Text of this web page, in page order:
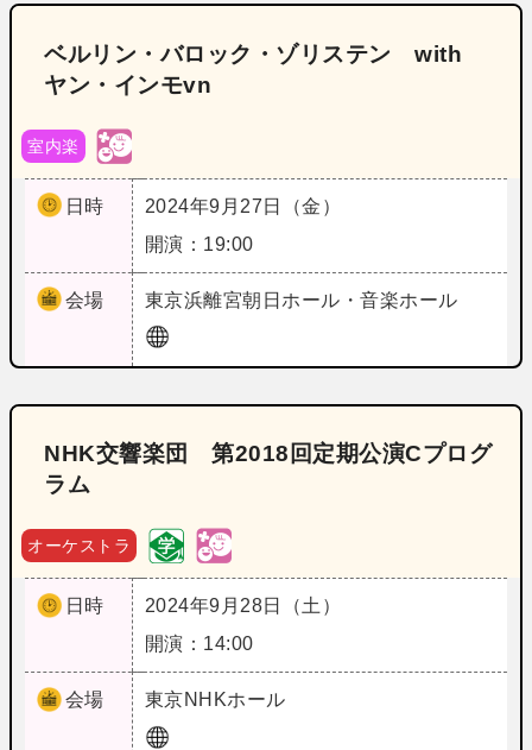
ベルリン・バロック・ゾリステン with
ヤン・インモvn
室内楽
日時
2024年9月27日（金）
開演：19:00
会場 東京浜離宮朝日ホール・音楽ホール
NHK交響楽団 第2018回定期公演Cプログ
ラム
オーケストラ
日時
2024年9月28日（土）
開演：14:00
会場 東京NHKホール